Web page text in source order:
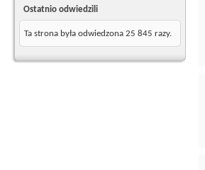
Ostatnio odwiedzili
Ta strona była odwiedzona 25 845 razy.